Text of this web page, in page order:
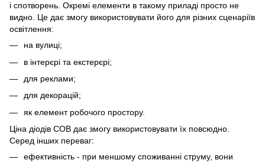
і спотворень. Окремі елементи в такому приладі просто не
видно. Це дає змогу використовувати його для різних сценаріїв
освітлення:
на вулиці;
в інтерєрі та екстерєрі;
для реклами;
для декорацій;
як елемент робочого простору.
Ціна діодів COB дає змогу використовувати їх повсюдно.
Серед інших переваг:
ефективність - при меншому споживанні струму, вони